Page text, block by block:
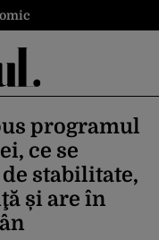
programul
ce se
stabilitate,
și are în